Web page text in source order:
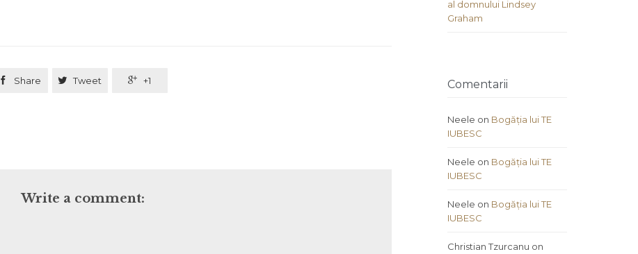
 Share  Tweet  +1
Write a comment:
al domnului Lindsey
Graham
Comentarii
Neele on Bogăția lui TE
IUBESC
Neele on Bogăția lui TE
IUBESC
Neele on Bogăția lui TE
IUBESC
Christian Tzurcanu on